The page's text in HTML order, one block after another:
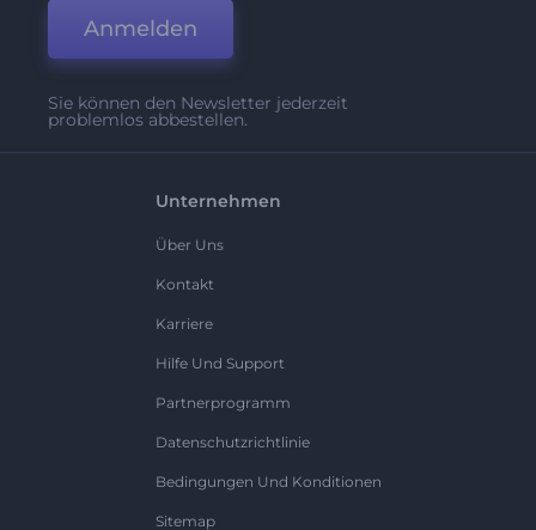
Anmelden
Sie können den Newsletter jederzeit
problemlos abbestellen.
Unternehmen
Über Uns
Kontakt
Karriere
Hilfe Und Support
Partnerprogramm
Datenschutzrichtlinie
Bedingungen Und Konditionen
Sitemap